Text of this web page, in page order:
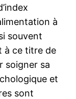
à
souvent
à ce titre de
soigner sa
et
sont